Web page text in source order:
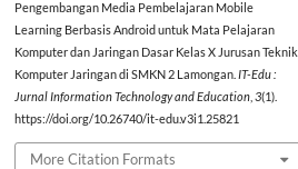
Pengembangan Media Pembelajaran Mobile
Learning Berbasis Android untuk Mata Pelajaran
Komputer dan Jaringan Dasar Kelas X Jurusan Teknik
Komputer Jaringan di SMKN 2 Lamongan.IT-Edu :
Jurnal Information Technology and Education ,3(1).
https://doi.org/10.26740/it-edu.v3i1.25821
More Citation Formats